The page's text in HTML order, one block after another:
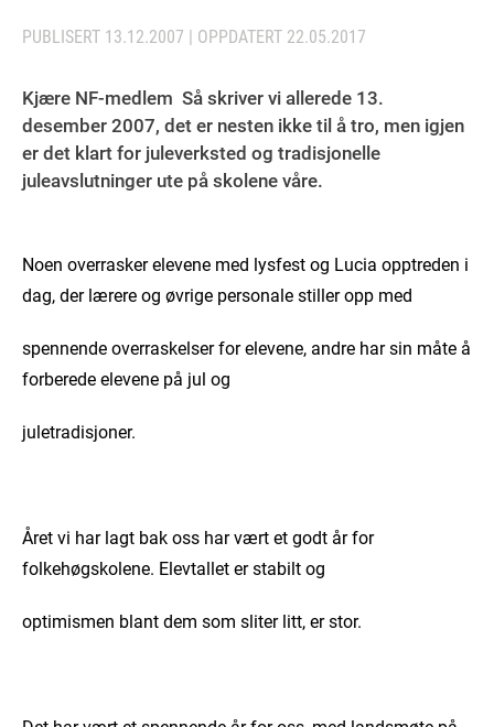
PUBLISERT 13.12.2007 | OPPDATERT 22.05.2017
Kjære NF-medlem Så skriver vi allerede 13.
desember 2007, det er nesten ikke til å tro, men igjen
er det klart for juleverksted og tradisjonelle
juleavslutninger ute på skolene våre.
Noen overrasker elevene med lysfest og Lucia opptreden i
dag, der lærere og øvrige personale stiller opp med
spennende overraskelser for elevene, andre har sin måte å
forberede elevene på jul og
juletradisjoner.
Året vi har lagt bak oss har vært et godt år for
folkehøgskolene. Elevtallet er stabilt og
optimismen blant dem som sliter litt, er stor.